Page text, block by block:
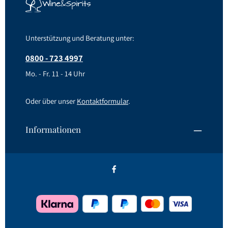
Unterstützung und Beratung unter:
0800 - 723 4997
Mo. - Fr. 11 - 14 Uhr
Oder über unser Kontaktformular.
Informationen